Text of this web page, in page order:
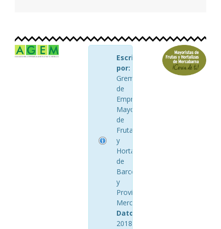
Escrito
por:
Gremio
de
Empresarios
Mayoristas
de
Frutas
y
Hortalizas
de
Barcelona
y
Provincia
Mercabarna
Datos:
2018